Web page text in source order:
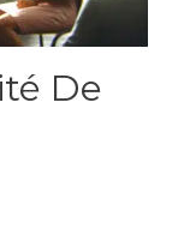
De